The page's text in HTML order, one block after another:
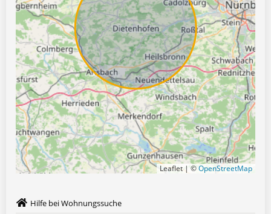
Leaflet | ©OpenStreetMap
Hilfe bei Wohnungssuche